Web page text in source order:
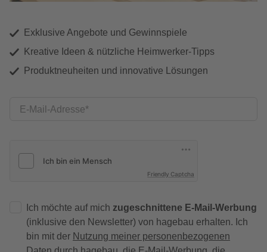
Exklusive Angebote und Gewinnspiele
Kreative Ideen & nützliche Heimwerker-Tipps
Produktneuheiten und innovative Lösungen
E-Mail-Adresse
Friendly Captcha
Ich möchte auf mich zugeschnittene E-Mail-Werbung
(inklusive den Newsletter) von hagebau erhalten. Ich
bin mit der Nutzung meiner personenbezogenen